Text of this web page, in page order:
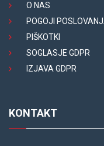
O NAS
POGOJI
PIŠKOTKI
SOGLASJE GDPR
IZJAVA GDPR
KONTAKT